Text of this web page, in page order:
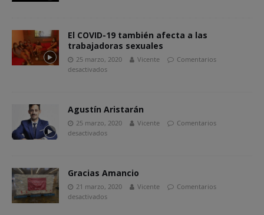
El COVID-19 también afecta a las
trabajadoras sexuales
25 marzo, 2020 Vicente
Comentarios
desactivados
Agustín Aristarán
25 marzo, 2020 Vicente
Comentarios
desactivados
Gracias Amancio
21 marzo, 2020 Vicente
Comentarios
desactivados